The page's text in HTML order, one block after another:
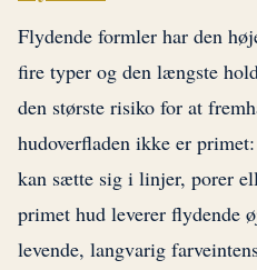
Flydende formler har den
fire typer og den længste
den største risiko for at
hudoverfladen ikke er
kan sætte sig i linjer, porer
primet hud leverer flydende
levende, langvarig